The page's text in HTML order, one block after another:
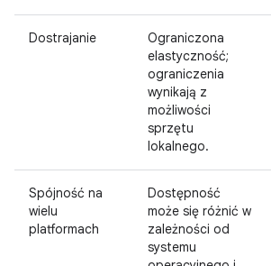
Dostrajanie
Ograniczona
elastyczność;
ograniczenia
wynikają z
możliwości
sprzętu
lokalnego.
Spójność na
wielu
platformach
Dostępność
może się różnić w
zależności od
systemu